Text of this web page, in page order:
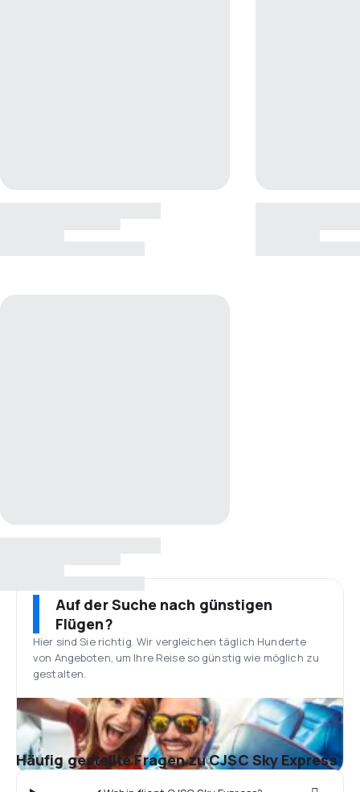
Auf der Suche nach günstigen
Flügen?
Hier sind Sie richtig. Wir vergleichen täglich Hunderte
von Angeboten, um Ihre Reise so günstig wie möglich zu
gestalten.
Häufig gestellte Fragen zu CJSC Sky Express